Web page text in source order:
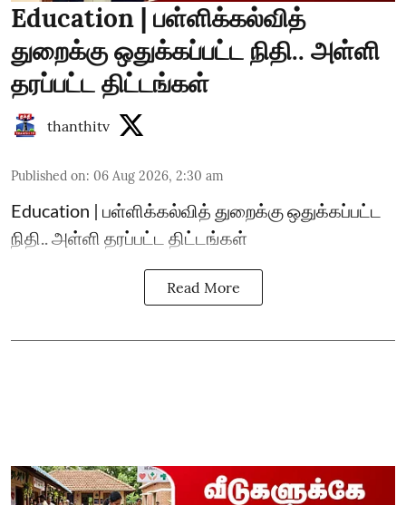
Education | பள்ளிக்கல்வித்
துறைக்கு ஒதுக்கப்பட்ட நிதி.. அள்ளி
தரப்பட்ட திட்டங்கள்
thanthitv
Published on: 06 Aug 2026, 2:30 am
Education | பள்ளிக்கல்வித் துறைக்கு ஒதுக்கப்பட்ட
நிதி.. அள்ளி தரப்பட்ட திட்டங்கள்
Read More